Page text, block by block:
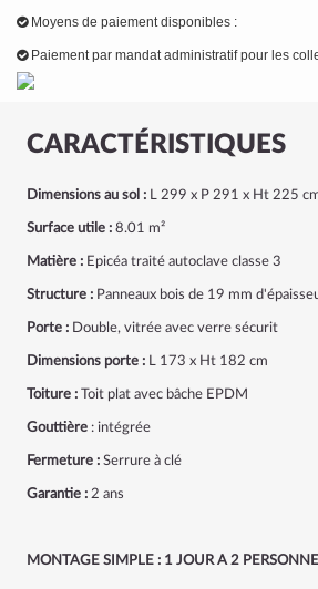
CARACTÉRISTIQUES
Dimensions au sol : L 299 x P 291 x Ht 225
Surface utile : 8.01 m²
Matière : Epicéa traité autoclave classe 3
Structure : Panneaux bois de 19 mm
Porte : Double, vitrée avec verre sécurit
Dimensions porte : L 173 x Ht 182 cm
Toiture : Toit plat avec bâche EPDM
Gouttière : intégrée
Fermeture : Serrure à clé
Garantie : 2 ans
MONTAGE SIMPLE : 1 JOUR A 2
Moyens de paiement disponibles :
Paiement par mandat administratif pour les